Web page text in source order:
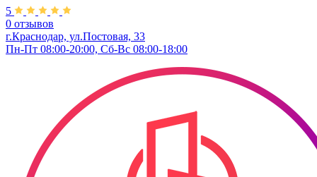
5
0 отзывов
г.Краснодар, ул.​Постовая, 33
Пн-Пт 08:00-20:00, Сб-Вс 08:00-18:00